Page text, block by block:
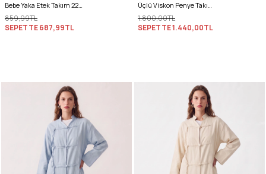
Bebe Yaka Etek Takım 2255 - İNDİGO
859,99TL
SEPETTE687,99TL
Üçlü Viskon Penye Takım 13205 - LACİVERT
1.800,00TL
SEPETTE1.440,00TL